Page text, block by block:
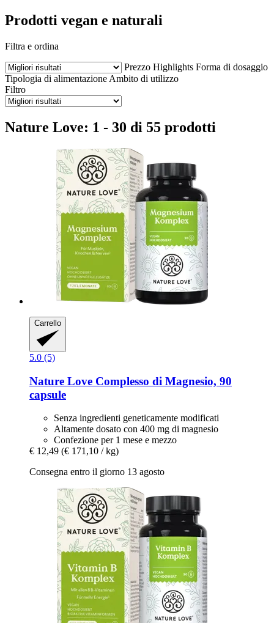
Prodotti vegan e naturali
Filtra e ordina
Prezzo Highlights Forma di dosaggio
Tipologia di alimentazione Ambito di utilizzo
Filtro
Nature Love: 1 - 30 di 55 prodotti
Carrello
5.0 (5)
Nature Love Complesso di Magnesio, 90
capsule
Senza ingredienti geneticamente modificati
Altamente dosato con 400 mg di magnesio
Confezione per 1 mese e mezzo
€ 12,49 (€ 171,10 / kg)
Consegna entro il giorno 13 agosto